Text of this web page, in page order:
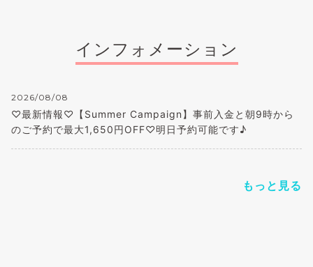
インフォメーション
2026/08/08
♡最新情報♡【Summer Campaign】事前入金と朝9時から
のご予約で最大1,650円OFF♡明日予約可能です♪
もっと見る